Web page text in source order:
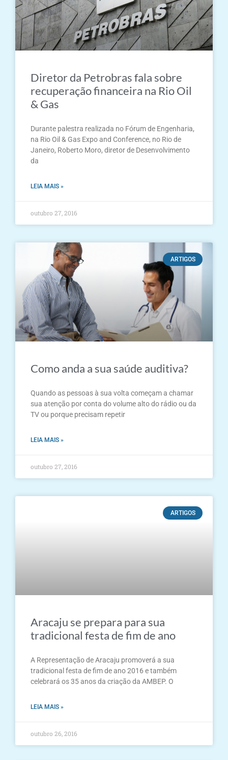
Diretor da Petrobras fala sobre
recuperação financeira na Rio Oil
& Gas
Durante palestra realizada no Fórum de Engenharia,
na Rio Oil & Gas Expo and Conference, no Rio de
Janeiro, Roberto Moro, diretor de Desenvolvimento
da
LEIA MAIS »
outubro 27, 2016
ARTIGOS
Como anda a sua saúde auditiva?
Quando as pessoas à sua volta começam a chamar
sua atenção por conta do volume alto do rádio ou da
TV ou porque precisam repetir
LEIA MAIS »
outubro 27, 2016
ARTIGOS
Aracaju se prepara para sua
tradicional festa de fim de ano
A Representação de Aracaju promoverá a sua
tradicional festa de fim de ano 2016 e também
celebrará os 35 anos da criação da AMBEP. O
LEIA MAIS »
outubro 26, 2016